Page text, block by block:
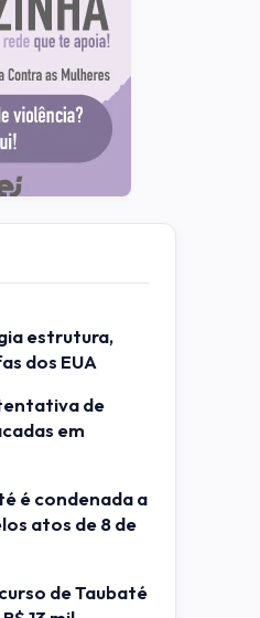
estrutura,
dos EUA
de
em
é condenada a
atos de 8 de
de Taubaté